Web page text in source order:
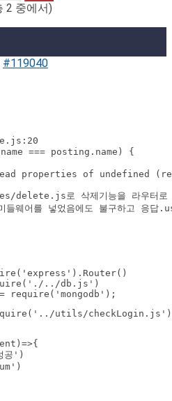
2 중에서)
#119040
=== posting.name) {
properties of undefined
delete.js로 삭제기능을 라우터로
들웨어를 넣었음에도 불구하고 응답
../db.js')
require('mongodb');
utils/
공')